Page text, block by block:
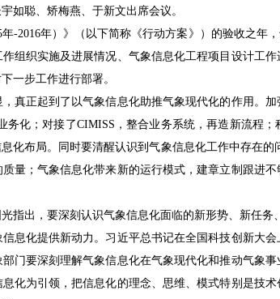
如聪、矫梅燕、于新文出席会议。
年）》（以下简称《行动方案》）的验收之年
组织实施及进展情况、气象信息化工程项目设计工
一步工作进行部署。
正起到了以气象信息化助推气象现代化的作用。加
务化；对接了CIMISS，整合业务系统，再造新流程
化布局。同时要清醒认识到气象信息化工作中存在的
量；气象信息化带来新的运行模式，建章立制跟进
出，要深刻认识气象信息化面临的新形势、新任务
化提供新动力。习近平总书记在全国科技创新大会
门要深刻理解气象信息化在气象现代化和推动气象
化为引领，把信息化的理念、思维、模式特别是技